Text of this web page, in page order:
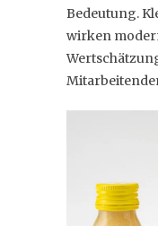
Bedeutung.
wirken